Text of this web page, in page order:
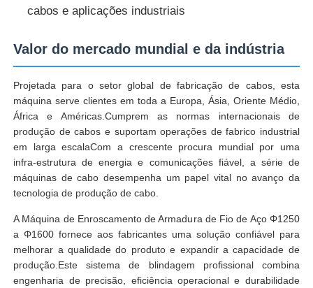
Máquina de enrolar cabos
máquina de extrusão de descascamento
cabos e aplicações industriais
Valor do mercado mundial e da indústria
Projetada para o setor global de fabricação de cabos, esta
máquina serve clientes em toda a Europa, Ásia, Oriente Médio,
África e Américas.Cumprem as normas internacionais de
produção de cabos e suportam operações de fabrico industrial
em larga escalaCom a crescente procura mundial por uma
infra-estrutura de energia e comunicações fiável, a série de
máquinas de cabo desempenha um papel vital no avanço da
tecnologia de produção de cabo.
A Máquina de Enroscamento de Armadura de Fio de Aço Φ1250
a Φ1600 fornece aos fabricantes uma solução confiável para
melhorar a qualidade do produto e expandir a capacidade de
produção.Este sistema de blindagem profissional combina
engenharia de precisão, eficiência operacional e durabilidade